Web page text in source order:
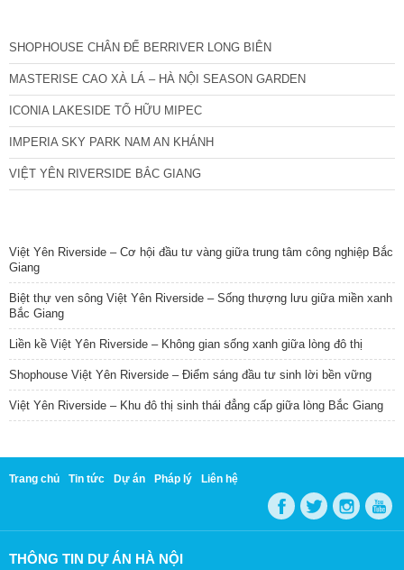
SHOPHOUSE CHÂN ĐẾ BERRIVER LONG BIÊN
MASTERISE CAO XÀ LÁ – HÀ NỘI SEASON GARDEN
ICONIA LAKESIDE TỐ HỮU MIPEC
IMPERIA SKY PARK NAM AN KHÁNH
VIỆT YÊN RIVERSIDE BẮC GIANG
Việt Yên Riverside – Cơ hội đầu tư vàng giữa trung tâm công nghiệp Bắc
Giang
Biệt thự ven sông Việt Yên Riverside – Sống thượng lưu giữa miền xanh
Bắc Giang
Liền kề Việt Yên Riverside – Không gian sống xanh giữa lòng đô thị
Shophouse Việt Yên Riverside – Điểm sáng đầu tư sinh lời bền vững
Việt Yên Riverside – Khu đô thị sinh thái đẳng cấp giữa lòng Bắc Giang
Trang chủ Tin tức Dự án Pháp lý Liên hệ
THÔNG TIN DỰ ÁN HÀ NỘI